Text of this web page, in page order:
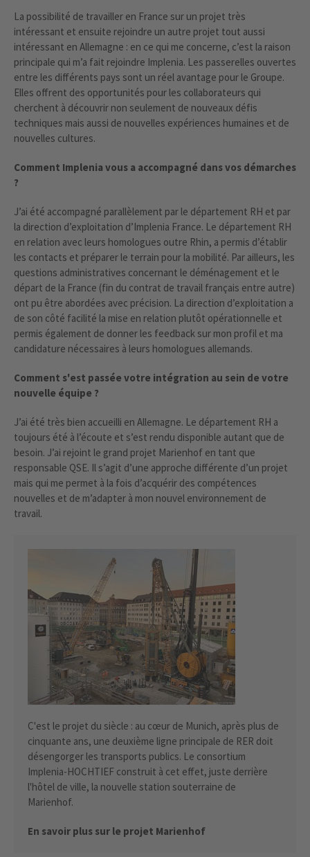
La possibilité de travailler en France sur un projet très
intéressant et ensuite rejoindre un autre projet tout aussi
intéressant en Allemagne : en ce qui me concerne, c’est la raison
principale qui m’a fait rejoindre Implenia. Les passerelles ouvertes
entre les différents pays sont un réel avantage pour le Groupe.
Elles offrent des opportunités pour les collaborateurs qui
cherchent à découvrir non seulement de nouveaux défis
techniques mais aussi de nouvelles expériences humaines et de
nouvelles cultures.
Comment Implenia vous a accompagné dans vos démarches
?
J’ai été accompagné parallèlement par le département RH et par
la direction d’exploitation d’Implenia France. Le département RH
en relation avec leurs homologues outre Rhin, a permis d’établir
les contacts et préparer le terrain pour la mobilité. Par ailleurs, les
questions administratives concernant le déménagement et le
départ de la France (fin du contrat de travail français entre autre)
ont pu être abordées avec précision. La direction d’exploitation a
de son côté facilité la mise en relation plutôt opérationnelle et
permis également de donner les feedback sur mon profil et ma
candidature nécessaires à leurs homologues allemands.
Comment s'est passée votre intégration au sein de votre
nouvelle équipe ?
J’ai été très bien accueilli en Allemagne. Le département RH a
toujours été à l’écoute et s’est rendu disponible autant que de
besoin. J’ai rejoint le grand projet Marienhof en tant que
responsable QSE. Il s’agit d’une approche différente d’un projet
mais qui me permet à la fois d’acquérir des compétences
nouvelles et de m’adapter à mon nouvel environnement de
travail.
C'est le projet du siècle : au cœur de Munich, après plus de
cinquante ans, une deuxième ligne principale de RER doit
désengorger les transports publics. Le consortium
Implenia-HOCHTIEF construit à cet effet, juste derrière
l'hôtel de ville, la nouvelle station souterraine de
Marienhof.
En savoir plus sur le projet Marienhof